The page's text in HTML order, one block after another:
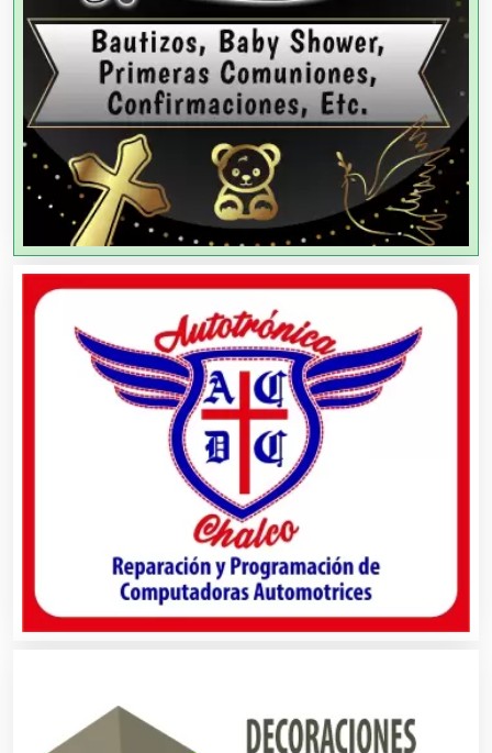
Agencias de Publicidad
Agencias de Viajes
Agricultores
Agricultura y Ganadería
Agua Purificada
Aire Acondicionado
Alarmas
Alimentos